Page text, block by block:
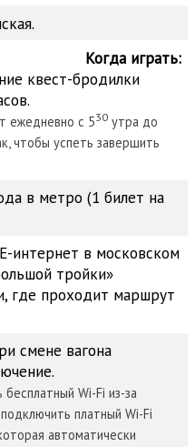
Когда играть:
квест-бродилки
ежедневно с 530 утра до
чтобы успеть завершить
в метро (1 билет на
интернет в московском
тройки»
где проходит маршрут
смене вагона
Wi-Fi из-за
платный Wi-Fi
автоматически